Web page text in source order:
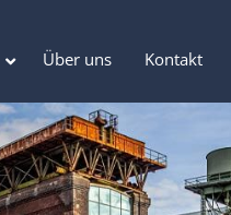
Über uns Kontakt